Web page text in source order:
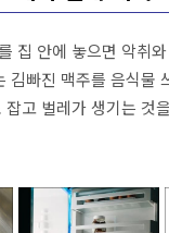
집 안에 놓으면 악취
김빠진 맥주를 음식물
고 벌레가 생기는 것